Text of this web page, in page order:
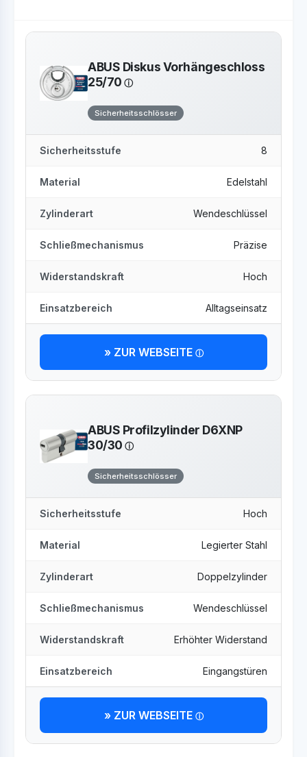
ABUS Diskus Vorhängeschloss
25/70
Sicherheitsschlösser
Sicherheitsstufe 8
Material Edelstahl
Zylinderart Wendeschlüssel
Schließmechanismus Präzise
Widerstandskraft Hoch
Einsatzbereich Alltagseinsatz
» ZUR WEBSEITE
ABUS Profilzylinder D6XNP
30/30
Sicherheitsschlösser
Sicherheitsstufe Hoch
Material Legierter Stahl
Zylinderart Doppelzylinder
Schließmechanismus Wendeschlüssel
Widerstandskraft Erhöhter Widerstand
Einsatzbereich Eingangstüren
» ZUR WEBSEITE